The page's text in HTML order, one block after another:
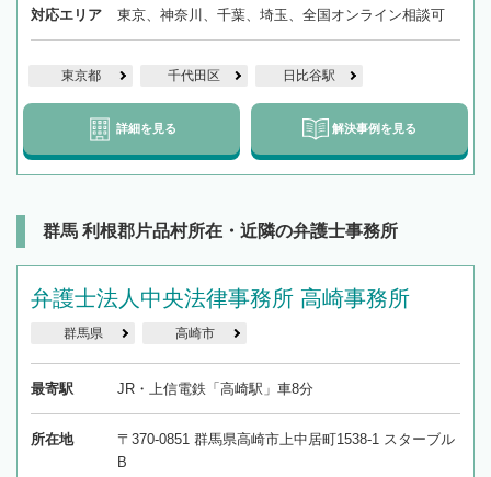
対応エリア 東京、神奈川、千葉、埼玉、全国オンライン相談可
東京都 千代田区 日比谷駅
詳細を見る 解決事例を見る
群馬 利根郡片品村所在・近隣の弁護士事務所
弁護士法人中央法律事務所 高崎事務所
群馬県 高崎市
最寄駅 JR・上信電鉄「高崎駅」車8分
所在地
〒370-0851 群馬県高崎市上中居町1538-1 スターブル
B